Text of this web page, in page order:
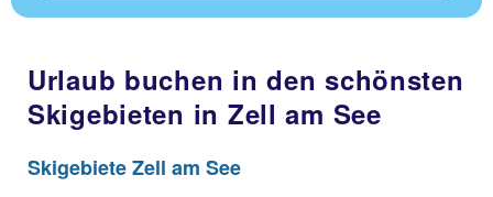
Urlaub buchen in den schönsten
Skigebieten in Zell am See
Skigebiete Zell am See